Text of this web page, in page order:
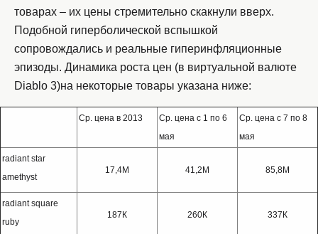
товарах – их цены стремительно скакнули вверх.
Подобной гиперболической вспышкой
сопровождались и реальные гиперинфляционные
эпизоды. Динамика роста цен (в виртуальной валюте
Diablo 3)на некоторые товары указана ниже:
Ср. цена в 2013
Ср. цена с 1 по 6
мая
Ср. цена с 7 по 8
мая
radiant star
amethyst
17,4М 41,2М 85,8М
radiant square
ruby
187К 260К 337К